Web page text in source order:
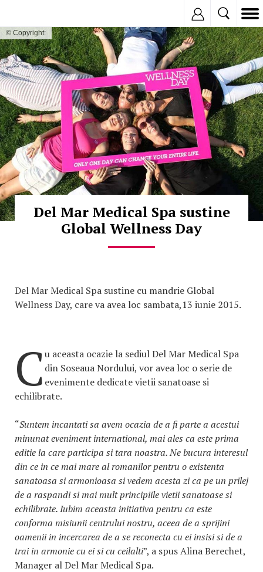
© Copyright:
Del Mar Medical Spa sustine
Global Wellness Day
Del Mar Medical Spa sustine cu mandrie Global
Wellness Day, care va avea loc sambata,13 iunie 2015.
Cu aceasta ocazie la sediul Del Mar Medical Spa
din Soseaua Nordului, vor avea loc o serie de
evenimente dedicate vietii sanatoase si
echilibrate.
“Suntem incantati sa avem ocazia de a fi parte a acestui
minunat eveniment international, mai ales ca este prima
editie la care participa si tara noastra. Ne bucura interesul
din ce in ce mai mare al romanilor pentru o existenta
sanatoasa si armonioasa si vedem acesta zi ca pe un prilej
de a raspandi si mai mult principiile vietii sanatoase si
echilibrate. Iubim aceasta initiativa pentru ca este
conforma misiunii centrului nostru, aceea de a sprijini
oamenii in incercarea de a se reconecta cu ei insisi si de a
trai in armonie cu ei si cu ceilalti”, a spus Alina Berechet,
Manager al Del Mar Medical Spa.